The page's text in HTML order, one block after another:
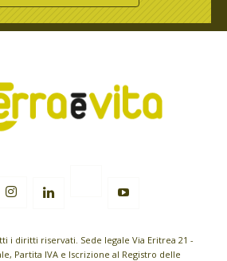
i diritti riservati. Sede legale Via Eritrea 21 -
Partita IVA e Iscrizione al Registro delle